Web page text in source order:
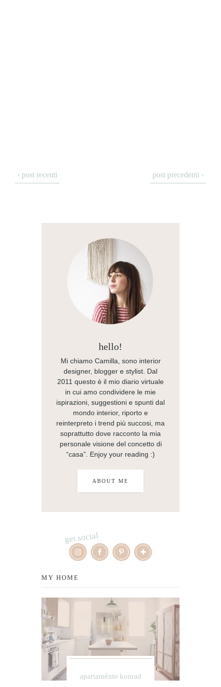
‹ post recenti post precedenti ›
hello!
Mi chiamo Camilla, sono interior
designer, blogger e stylist. Dal
2011 questo è il mio diario virtuale
in cui amo condividere le mie
ispirazioni, suggestioni e spunti dal
mondo interior, riporto e
reinterpreto i trend più succosi, ma
soprattutto dove racconto la mia
personale visione del concetto di
“casa”. Enjoy your reading :)
ABOUT ME
get social
MY HOME
apartaménto konrad